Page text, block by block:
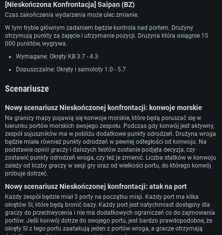
WYMAGANIA SYSTEMOWE
[Nieskończona Konfrontacja] Saipan (BZ)
Czas zakończenia wydarzenia może ulec zmianie.
W tym trybie głównym zadaniem będzie kontrola nad portem. Drużyny
otrzymują punkty za zajęcie i utrzymanie pozycji. Drużyna która osiągnie 15
000 punktów, wygrywa.
Wymagane: Okręty KB 3.7 - 4.3
Dopuszczalne: Okręty i samoloty 1.0 - 5.7
Scenariusze
Nowy scenariusz Nieskończonej konfrontacji: konwoje morskie
Na granicy mapy pojawią się konwoje morskie, które będą poruszać się w
kierunku portów morskich swojego zespołu. Podczas gdy konwój jest aktywny,
zespół sojuszników ma w pobliżu dodatkowe punkty odrodzeń. Drużyna wroga
będzie miała również punkty odrodzeń w pewnej odległości od konwoju. Na
podstawie opinii graczy i dalszych testów zostanie podjęta decyzja, czy
zostawić punkty odrodzeń wroga, czy też je zmienić. Liczba statków w konwoju
zależy od liczby graczy w sesji gry oraz od wielkości portu, do którego konwój
próbuje dotrzeć.
Nowy scenariusz Nieskończonej konfrontacji: atak na port
Każdy zespół będzie miał 3 porty na początku misji. Każdy port ma kilka
okrętów SI, które będą bronić bazy. Każdy port jest natychmiast dostępny dla
graczy do przechwycenia i nie ma dodatkowych ograniczeń co do zajmowania
portów. Jeśli konwój dotrze do swojego portu, jest bardzo prawdopodobne, że
okręty SI z tego portu zaatakują jeden z portów wroga, a gracze otrzymają